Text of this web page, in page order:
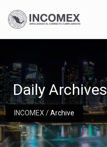
INCOMEX/Archive
Daily Archives